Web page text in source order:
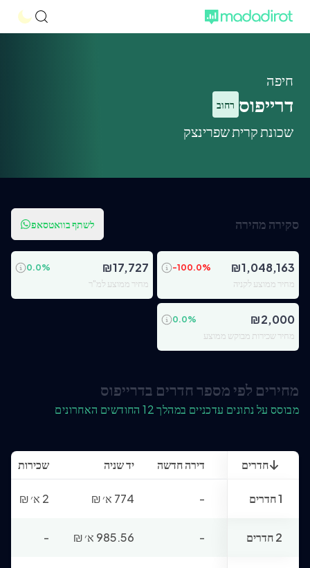
חיפה
דרייפוס רחוב
שכונת קרית שפרינצק
סקירה מהירה לשתף בוואטסאפ
₪1,048,163
-100.0%
מחיר ממוצע לקניה
₪17,727
0.0%
מחיר ממוצע למ"ר
₪2,000
0.0%
מחיר שכירות מבוקש ממוצע
מחירים לפי מספר חדרים בדרייפוס
מבוסס על נתונים עדכניים במהלך 12 החודשים האחרונים
חדרים דירה חדשה יד שניה שכירות
1 חדרים - 774 א׳ ₪ 2 א׳ ₪
2 חדרים - 985.56 א׳ ₪
-